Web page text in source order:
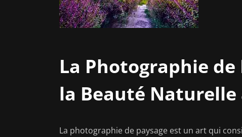
La Photographie
la Beauté Naturelle
La photographie de paysage est un art qui